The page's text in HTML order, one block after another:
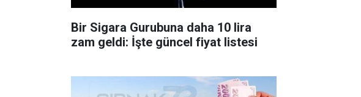
Bir Sigara Gurubuna daha 10 lira
zam geldi: İşte güncel fiyat listesi